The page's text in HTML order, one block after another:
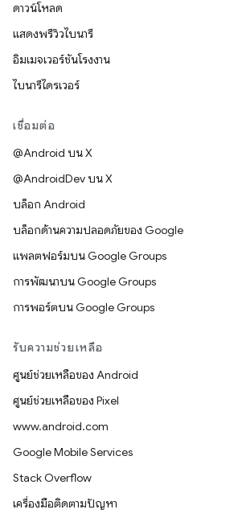
ดาวน์โหลด
แสดงพรีวิวไบนารี
อิมเมจเวอร์ชันโรงงาน
ไบนารีไดรเวอร์
เชื่อมต่อ
@Android บน X
@AndroidDev บน X
บล็อก Android
บล็อกด้านความปลอดภัยของ Google
แพลตฟอร์มบน Google Groups
การพัฒนาบน Google Groups
การพอร์ตบน Google Groups
รับความช่วยเหลือ
ศูนย์ช่วยเหลือของ Android
ศูนย์ช่วยเหลือของ Pixel
www.android.com
Google Mobile Services
Stack Overflow
เครื่องมือติดตามปัญหา